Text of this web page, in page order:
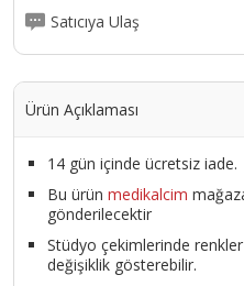
Satıcıya Ulaş
Ürün Açıklaması
14 gün içinde ücretsiz iade.
Bu ürün medikalcim
gönderilecektir
Stüdyo çekimlerinde renkler
değişiklik gösterebilir.